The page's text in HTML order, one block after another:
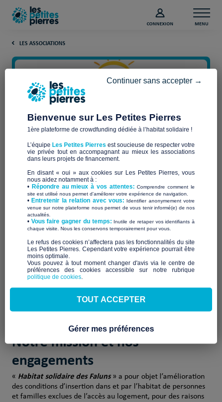
CONNEXION MENU
LES ASSOCIATIONS
Habitat Solidaire des Faluns
Qui sommes-nous ?
L’association d’intérêt général «Habitat solidaire des Faluns
» vise à créer une dynamique citoyenne pour générer de
l’habitat abordable, non-spéculatif et écologique.
Elle s’insère dans le « pays des faluns » autour de son siège
social à Saint-André-des-Eaux en Côte d’Armor (22).
Notre mission et nos
engagements
« Habitat solidaire des Faluns» a pour objet l’amélioration
des conditions d’insertion dans et par l’habitat de personnes
et familles exclues de l’accès au logement, pour des raisons
Bienvenue sur Les Petites Pierres
1ère plateforme de crowdfunding dédiée à l’habitat solidaire !
L’équipe Les Petites Pierres est soucieuse de respecter votre
vie privée tout en accompagnant au mieux les associations
dans leurs projets de financement.
En disant « oui » aux cookies sur Les Petites Pierres, vous
nous aidez notamment à :
• Répondre au mieux à vos attentes:Comprendre comment le
site est utilisé nous permet d'améliorer votre expérience de navigation.
•Entretenir la relation avec vous: Identifier anonymement votre
venue sur notre plateforme nous permet de vous tenir informé(e) de nos
actualités.
​• Vous faire gagner du temps: Inutile de retaper vos identifiants à
chaque visite. Nous les conservons temporairement pour vous.
​Le refus des cookies n’affectera pas les fonctionnalités du site
Les Petites Pierres. Cependant votre expérience pourrait être
moins optimale.​
Vous pouvez à tout moment changer d'avis via le centre de
préférences des cookies accessible sur notre rubrique
politique de cookies
Continuer sans accepter →
TOUT ACCEPTER
Gérer mes préférences